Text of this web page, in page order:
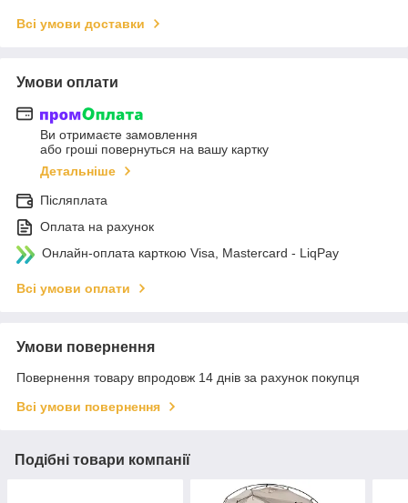
Всі умови доставки
Умови оплати
Ви отримаєте замовлення
або гроші повернуться на вашу картку
Детальніше
Післяплата
Оплата на рахунок
Онлайн-оплата карткою Visa, Mastercard - LiqPay
Всі умови оплати
Умови повернення
Повернення товару впродовж 14 днів за рахунок покупця
Всі умови повернення
Подібні товари компанії